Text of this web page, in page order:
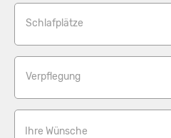
Schlafplätze
Verpflegung
Ihre Wünsche